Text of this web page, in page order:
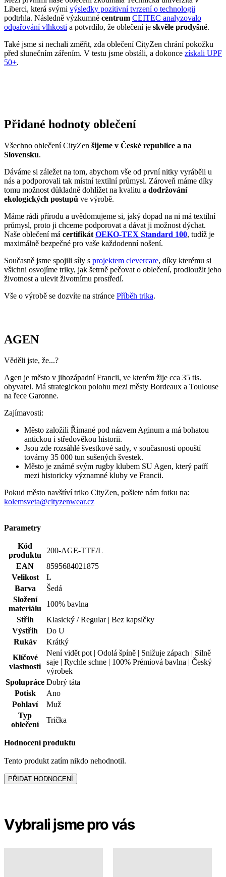
Liberci, která svými výsledky pozitivní tvrzení o technologii
podtrhla. Následně výzkumné centrum CEITEC analyzovalo
odpařování vlhkosti a potvrdilo, že oblečení je skvěle prodyšné.
Také jsme si nechali změřit, zda oblečení CityZen chrání pokožku
před slunečním zářením. V testu jsme obstáli, a dokonce získali UPF
50+.
Přidané hodnoty oblečení
Všechno oblečení CityZen šijeme v České republice a na
Slovensku.
Dáváme si záležet na tom, abychom vše od první nitky vyráběli u
nás a podporovali tak místní textilní průmysl. Zároveň máme díky
tomu možnost důkladně dohlížet na kvalitu a dodržování
ekologických postupů ve výrobě.
Máme rádi přírodu a uvědomujeme si, jaký dopad na ni má textilní
průmysl, proto ji chceme podporovat a dávat ji možnost dýchat.
Naše oblečení má certifikát OEKO-TEX Standard 100, tudíž je
maximálně bezpečné pro vaše každodenní nošení.
Současně jsme spojili síly s projektem clevercare, díky kterému si
všichni osvojíme triky, jak šetrně pečovat o oblečení, prodloužit jeho
životnost a ulevit životnímu prostředí.
Vše o výrobě se dozvíte na stránce Příběh trika.
AGEN
Věděli jste, že...?
Agen je město v jihozápadní Francii, ve kterém žije cca 35 tis.
obyvatel. Má strategickou polohu mezi městy Bordeaux a Toulouse
na řece Garonne.
Zajímavosti:
Město založili Římané pod názvem Aginum a má bohatou
antickou i středověkou historii.
Jsou zde rozsáhlé švestkové sady, v současnosti opouští
továrny 35 000 tun sušených švestek.
Město je známé svým rugby klubem SU Agen, který patří
mezi historicky významné kluby ve Francii.
Pokud město navštíví triko CityZen, pošlete nám fotku na:
kolemsveta@cityzenwear.cz
Parametry
Kód
produktu
200-AGE-TTE/L
EAN
8595684021875
Velikost
L
Barva
Šedá
Složení
materiálu
100% bavlna
Střih
Klasický / Regular | Bez kapsičky
Výstřih
Do U
Rukáv
Krátký
Klíčové
vlastnosti
Není vidět pot | Odolá špíně | Snižuje zápach | Silně
saje | Rychle schne | 100% Prémiová bavlna | Český
výrobek
Spolupráce Dobrý táta
Potisk
Ano
Pohlaví
Muž
Typ
oblečení
Trička
Hodnocení produktu
Tento produkt zatím nikdo nehodnotil.
PŘIDAT HODNOCENÍ
Vybrali jsme pro vás